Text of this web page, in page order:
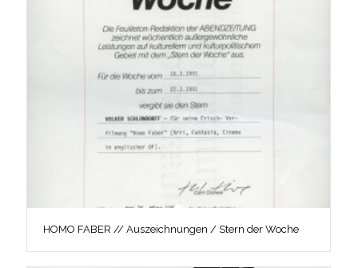
HOMO FABER // Auszeichnungen / Stern der Woche